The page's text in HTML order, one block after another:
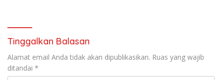
Tinggalkan Balasan
Alamat email Anda tidak akan dipublikasikan. Ruas yang wajib
ditandai *